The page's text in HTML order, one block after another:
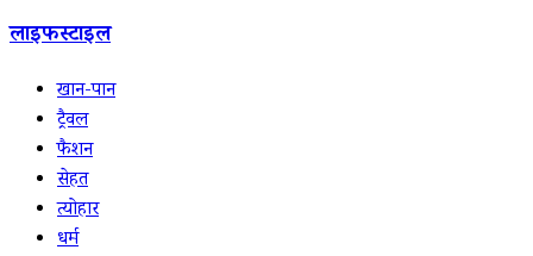
लाइफस्टाइल
खान-पान
ट्रैवल
फैशन
सेहत
त्योहार
धर्म